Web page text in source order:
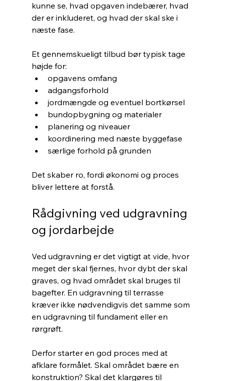
kunne se, hvad opgaven indebærer, hvad
der er inkluderet, og hvad der skal ske i
næste fase.
Et gennemskueligt tilbud bør typisk tage
højde for:
opgavens omfang
adgangsforhold
jordmængde og eventuel bortkørsel
bundopbygning og materialer
planering og niveauer
koordinering med næste byggefase
særlige forhold på grunden
Det skaber ro, fordi økonomi og proces
bliver lettere at forstå.
Rådgivning ved udgravning
og jordarbejde
Ved udgravning er det vigtigt at vide, hvor
meget der skal fjernes, hvor dybt der skal
graves, og hvad området skal bruges til
bagefter. En udgravning til terrasse
kræver ikke nødvendigvis det samme som
en udgravning til fundament eller en
rørgrøft.
Derfor starter en god proces med at
afklare formålet. Skal området bære en
konstruktion? Skal det klargøres til